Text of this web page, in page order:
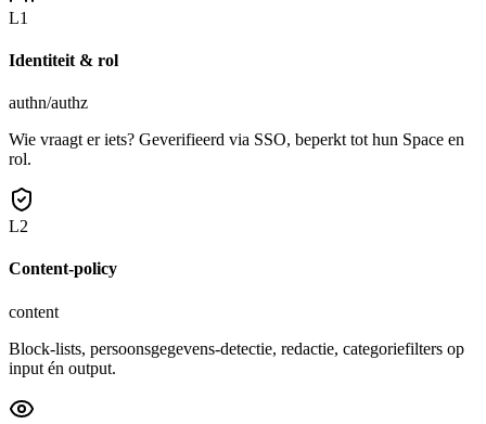
L1
Identiteit & rol
authn/authz
Wie vraagt er iets? Geverifieerd via SSO, beperkt tot hun Space en
rol.
L2
Content-policy
content
Block-lists, persoonsgegevens-detectie, redactie, categoriefilters op
input én output.